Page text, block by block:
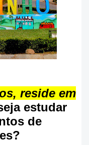
reside em
estudar
de